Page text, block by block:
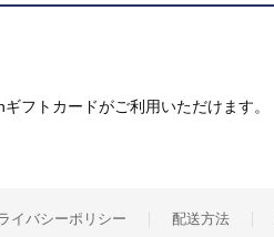
フトカードがご利用いただけます。
イバシーポリシー 配送方法